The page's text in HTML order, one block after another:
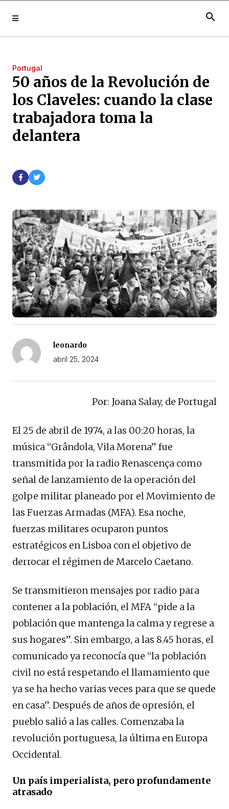
search
Portugal
50 años de la Revolución de
los Claveles: cuando la clase
trabajadora toma la
delantera
leonardo
abril 25, 2024
Por: Joana Salay, de Portugal
El 25 de abril de 1974, a las 00:20 horas, la
música “Grândola, Vila Morena” fue
transmitida por la radio Renascença como
señal de lanzamiento de la operación del
golpe militar planeado por el Movimiento de
las Fuerzas Armadas (MFA). Esa noche,
fuerzas militares ocuparon puntos
estratégicos en Lisboa con el objetivo de
derrocar el régimen de Marcelo Caetano.
Se transmitieron mensajes por radio para
contener a la población, el MFA “pide a la
población que mantenga la calma y regrese a
sus hogares”. Sin embargo, a las 8.45 horas, el
comunicado ya reconocía que “la población
civil no está respetando el llamamiento que
ya se ha hecho varias veces para que se quede
en casa”. Después de años de opresión, el
pueblo salió a las calles. Comenzaba la
revolución portuguesa, la última en Europa
Occidental.
Un país imperialista, pero profundamente
atrasado